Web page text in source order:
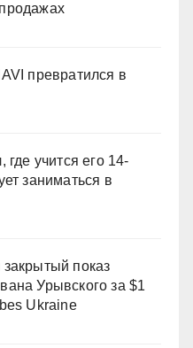
превратился в
где учится его 14-
заниматься в
показ
Урывского за $1
Ukraine